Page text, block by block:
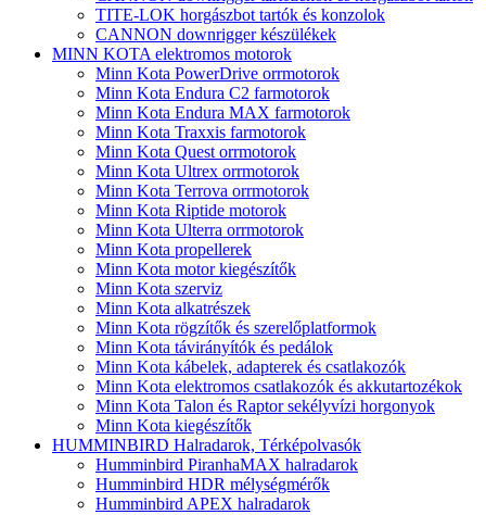
TITE-LOK horgászbot tartók és konzolok
CANNON downrigger készülékek
MINN KOTA elektromos motorok
Minn Kota PowerDrive orrmotorok
Minn Kota Endura C2 farmotorok
Minn Kota Endura MAX farmotorok
Minn Kota Traxxis farmotorok
Minn Kota Quest orrmotorok
Minn Kota Ultrex orrmotorok
Minn Kota Terrova orrmotorok
Minn Kota Riptide motorok
Minn Kota Ulterra orrmotorok
Minn Kota propellerek
Minn Kota motor kiegészítők
Minn Kota szerviz
Minn Kota alkatrészek
Minn Kota rögzítők és szerelőplatformok
Minn Kota távirányítók és pedálok
Minn Kota kábelek, adapterek és csatlakozók
Minn Kota elektromos csatlakozók és akkutartozékok
Minn Kota Talon és Raptor sekélyvízi horgonyok
Minn Kota kiegészítők
HUMMINBIRD Halradarok, Térképolvasók
Humminbird PiranhaMAX halradarok
Humminbird HDR mélységmérők
Humminbird APEX halradarok